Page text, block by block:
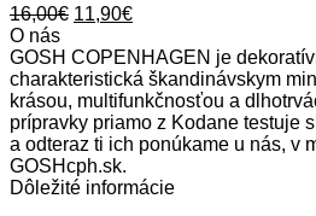
16,00€ Original
was:
16,00€.
11,90€Current
is:
11,90€.
O nás
GOSH COPENHAGEN je
charakteristická škandinávskym
krásou, multifunkčnosťou a
prípravky priamo z Kodane testuje
a odteraz ti ich ponúkame u nás, v
GOSHcph.sk.
Dôležité informácie